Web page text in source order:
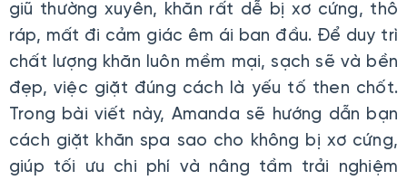
giũ thường xuyên, khăn rất dễ bị xơ cứng, thô
ráp, mất đi cảm giác êm ái ban đầu. Để duy trì
chất lượng khăn luôn mềm mại, sạch sẽ và bền
đẹp, việc giặt đúng cách là yếu tố then chốt.
Trong bài viết này, Amanda sẽ hướng dẫn bạn
cách giặt khăn spa sao cho không bị xơ cứng,
giúp tối ưu chi phí và nâng tầm trải nghiệm